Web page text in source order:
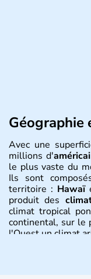
Géographie
Avec une
millions d'
le plus vaste du
Ils sont
territoire : Hawaï
produit des
climat tropical
continental, sur le
l'Ouest un climat